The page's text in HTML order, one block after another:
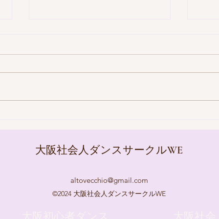
大阪社会人ダンスサークルWE
altovecchio@gmail.com
©2024 大阪社会人ダンスサークルWE